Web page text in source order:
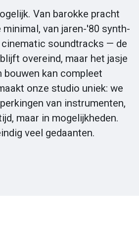
Van barokke pracht
van jaren-'80 synth-
soundtracks — de
overeind, maar het jasje
bouwen kan compleet
onze studio uniek: we
van instrumenten,
maar in mogelijkheden.
veel gedaanten.